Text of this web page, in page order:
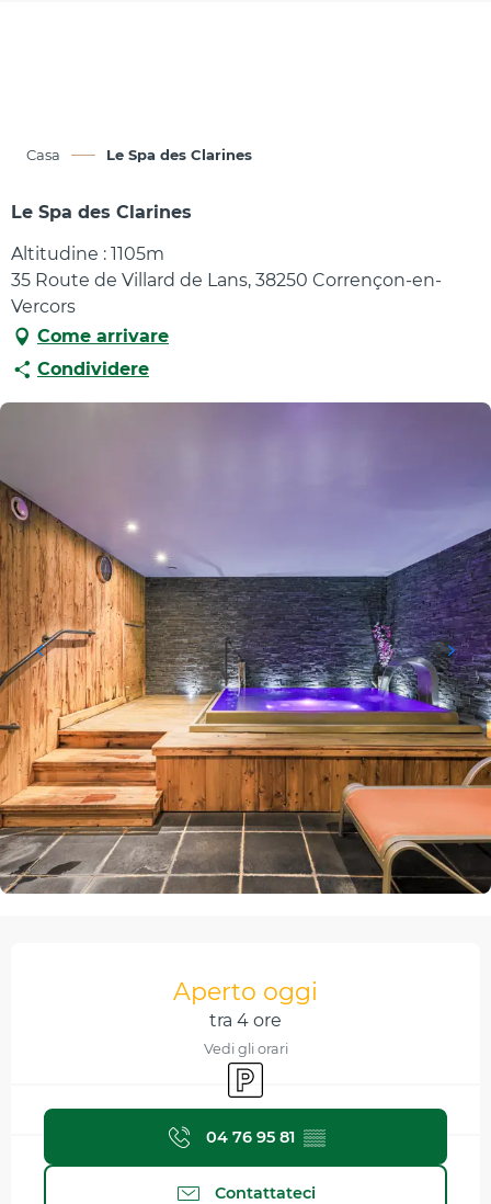
Casa Le Spa des Clarines
Le Spa des Clarines
Altitudine : 1105m
35 Route de Villard de Lans, 38250 Corrençon-en-
Vercors
Come arrivare
Condividere
Orari e contattiAperto oggi
tra 4 ore
Vedi gli orari
Parcheggio
04 76 95 81 ▒▒
Contattateci